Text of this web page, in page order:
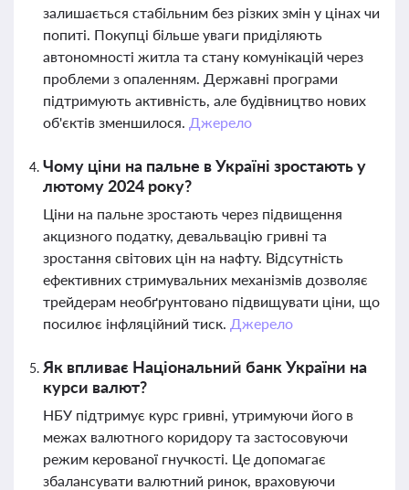
залишається стабільним без різких змін у цінах чи
попиті. Покупці більше уваги приділяють
автономності житла та стану комунікацій через
проблеми з опаленням. Державні програми
підтримують активність, але будівництво нових
об'єктів зменшилося. Джерело
Чому ціни на пальне в Україні зростають у
лютому 2024 року?
Ціни на пальне зростають через підвищення
акцизного податку, девальвацію гривні та
зростання світових цін на нафту. Відсутність
ефективних стримувальних механізмів дозволяє
трейдерам необґрунтовано підвищувати ціни, що
посилює інфляційний тиск. Джерело
Як впливає Національний банк України на
курси валют?
НБУ підтримує курс гривні, утримуючи його в
межах валютного коридору та застосовуючи
режим керованої гнучкості. Це допомагає
збалансувати валютний ринок, враховуючи